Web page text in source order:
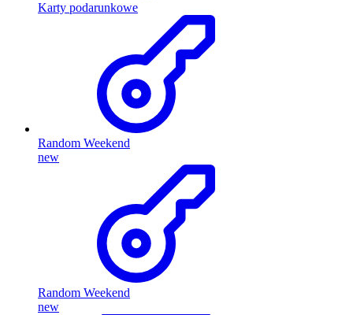
Karty podarunkowe
Random Weekend
new
Random Weekend
new